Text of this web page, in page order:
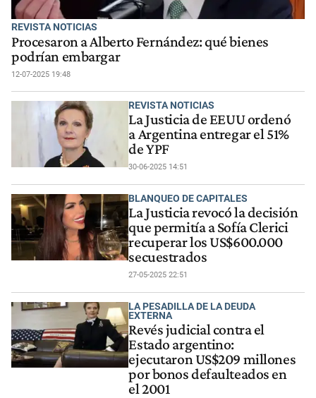
REVISTA NOTICIAS
Procesaron a Alberto Fernández: qué bienes
podrían embargar
12-07-2025 19:48
REVISTA NOTICIAS
La Justicia de EEUU ordenó
a Argentina entregar el 51%
de YPF
30-06-2025 14:51
BLANQUEO DE CAPITALES
La Justicia revocó la decisión
que permitía a Sofía Clerici
recuperar los US$600.000
secuestrados
27-05-2025 22:51
LA PESADILLA DE LA DEUDA
EXTERNA
Revés judicial contra el
Estado argentino:
ejecutaron US$209 millones
por bonos defaulteados en
el 2001